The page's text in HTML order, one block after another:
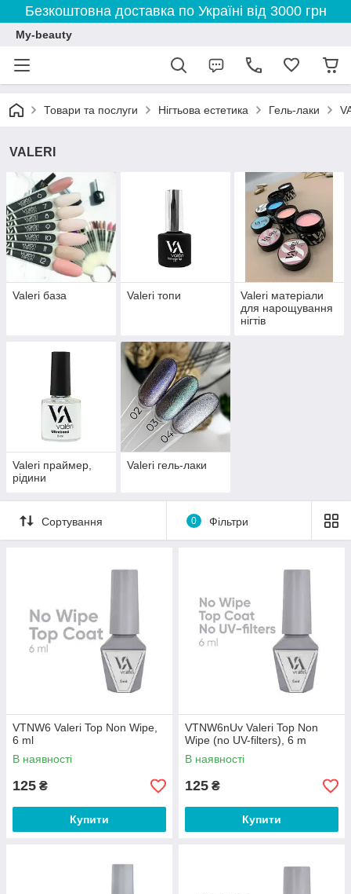
Безкоштовна доставка по Україні від 3000 грн
My-beauty
Товари та послуги Нігтьова естетика Гель-лаки
VALERI
Valeri база Valeri топи
Valeri матеріали
для нарощування
нігтів
Valeri праймер,
рідини
Valeri гель-лаки
Сортування 0 Фільтри
VTNW6 Valeri Top Non Wipe,
6 ml
В наявності
125 ₴
Купити
VTNW6nUv Valeri Top Non
Wipe (no UV-filters), 6 m
В наявності
125 ₴
Купити